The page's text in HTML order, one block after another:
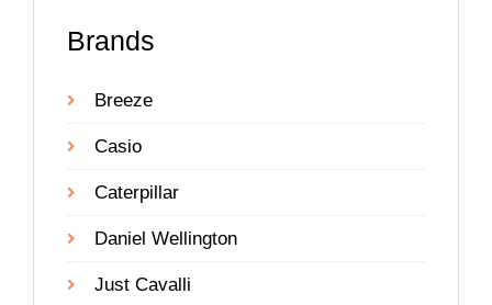
Brands
Breeze
Casio
Caterpillar
Daniel Wellington
Just Cavalli